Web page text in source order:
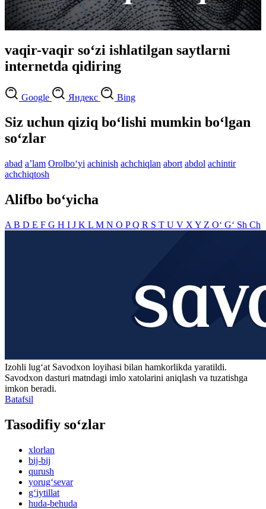
vaqir-vaqir so‘zi ishlatilgan saytlarni
internetda qidiring
Google Яндекс Bing
Siz uchun qiziq bo‘lishi mumkin bo‘lgan
so‘zlar
abad aʼlam Orolbo‘yi achinish achchiqlan abort abdol achintir
achchiqtosh
Alifbo bo‘yicha
A B D E F G H I J K L M N O PQ R S T U V X Y Z O‘ G‘ Sh Ch
Izohli lugʻat Savodxon loyihasi bilan hamkorlikda yaratildi.
Savodxon dasturi matndagi imlo xatolarini aniqlash va tuzatishga
imkon beradi.
Batafsil
Tasodifiy so‘zlar
xlorlan
bij-bij
qurush
yorug‘sevar
g‘iytillat
huda-behuda